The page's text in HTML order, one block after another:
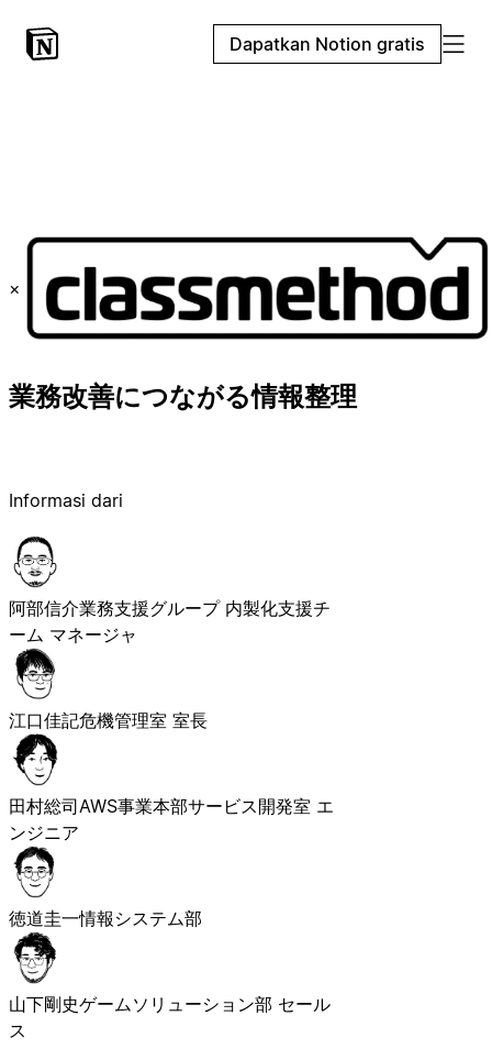
Dapatkan Notion gratis
×
業務改善につながる情報整理
Informasi dari
阿部信介業務支援グループ 内製化支援チ
ーム マネージャ
江口佳記危機管理室 室長
田村総司AWS事業本部サービス開発室 エ
ンジニア
徳道圭一情報システム部
山下剛史ゲームソリューション部 セール
ス